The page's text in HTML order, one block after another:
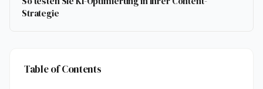
Strategie
Table of Contents